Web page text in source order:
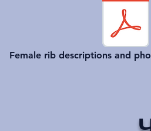
Female rib descriptions and